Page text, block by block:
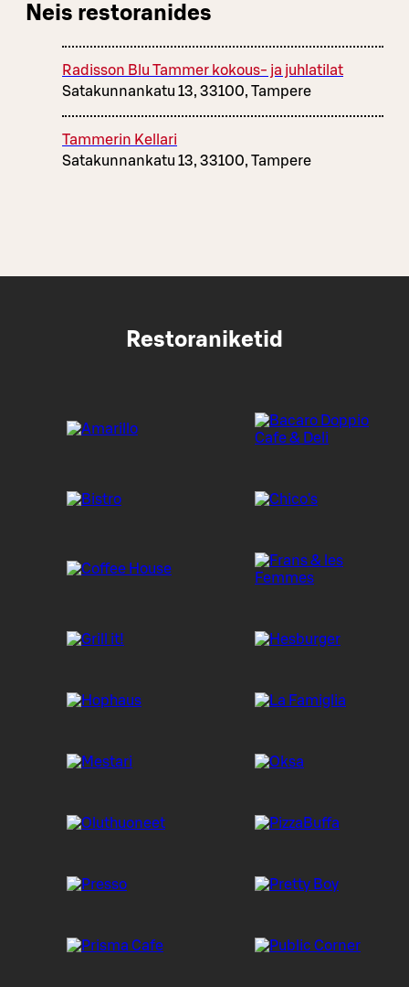
Neis restoranides
Radisson Blu Tammer kokous- ja juhlatilat
Satakunnankatu 13, 33100, Tampere
Tammerin Kellari
Satakunnankatu 13, 33100, Tampere
Restoraniketid